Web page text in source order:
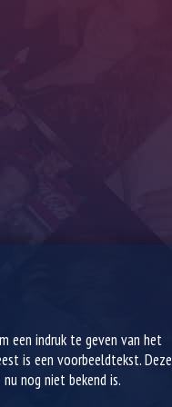
een indruk te geven van het
is een voorbeeldtekst. Deze
nog niet bekend is.